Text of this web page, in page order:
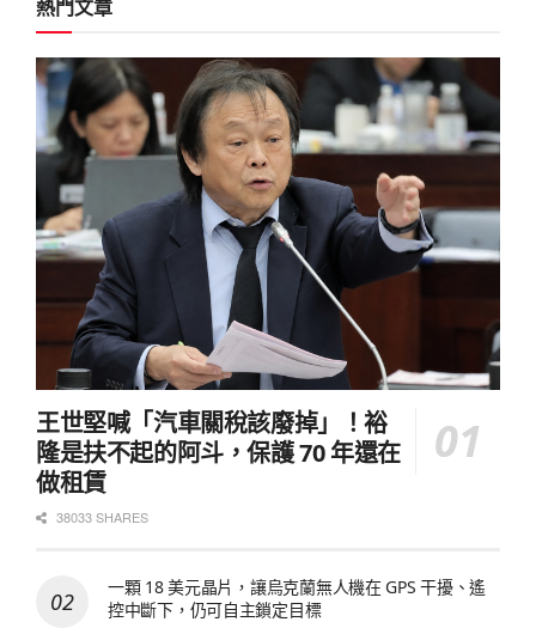
熱門文章
王世堅喊「汽車關稅該廢掉」！裕
隆是扶不起的阿斗，保護 70 年還在
做租賃
38033 SHARES
一顆 18 美元晶片，讓烏克蘭無人機在 GPS 干擾、遙
控中斷下，仍可自主鎖定目標